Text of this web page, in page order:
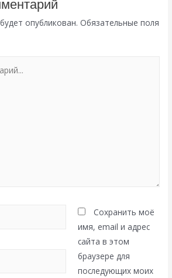
опубликован. Обязательные поля
Сохранить моё
имя, email и адрес
сайта в этом
браузере для
последующих моих